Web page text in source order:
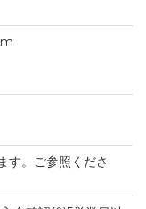
す。ご参照くださ